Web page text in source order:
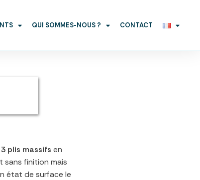
QUI SOMMES-NOUS ? CONTACT
3 plis massifs en
sans finition mais
état de surface le